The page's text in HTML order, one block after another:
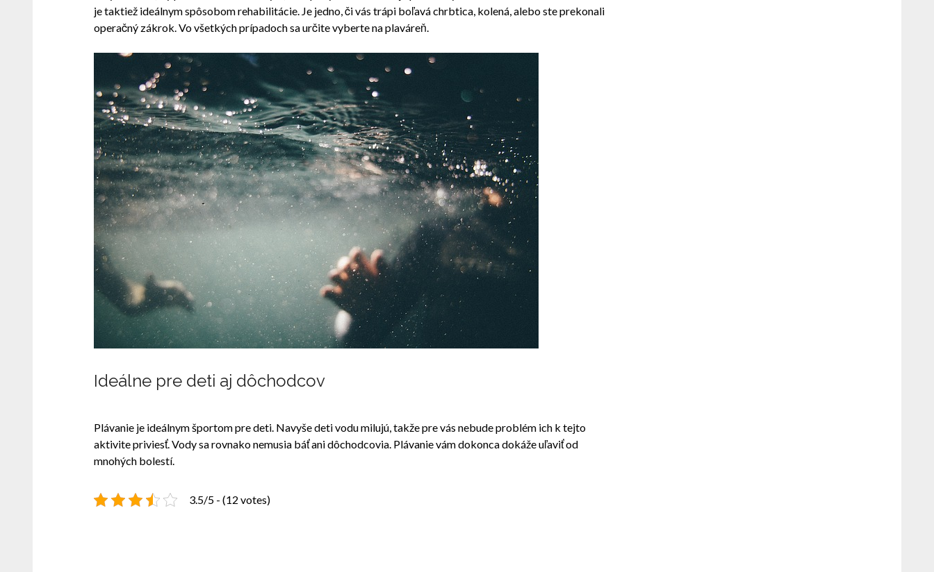
je taktiež ideálnym spôsobom rehabilitácie. Je jedno, či vás trápi boľavá chrbtica, kolená, alebo ste prekonali
operačný zákrok. Vo všetkých prípadoch sa určite vyberte na plaváreň.
Ideálne pre deti aj dôchodcov
Plávanie je ideálnym športom pre deti. Navyše deti vodu milujú, takže pre vás nebude problém ich k tejto
aktivite priviesť. Vody sa rovnako nemusia báť ani dôchodcovia. Plávanie vám dokonca dokáže uľaviť od
mnohých bolestí.
3.5/5 - (12 votes)